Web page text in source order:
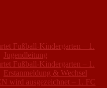
Fußball-Kindergarten – 1.
Jugendleitung
Fußball-Kindergarten – 1.
Erstanmeldung & Wechsel
wird ausgezeichnet – 1. FC